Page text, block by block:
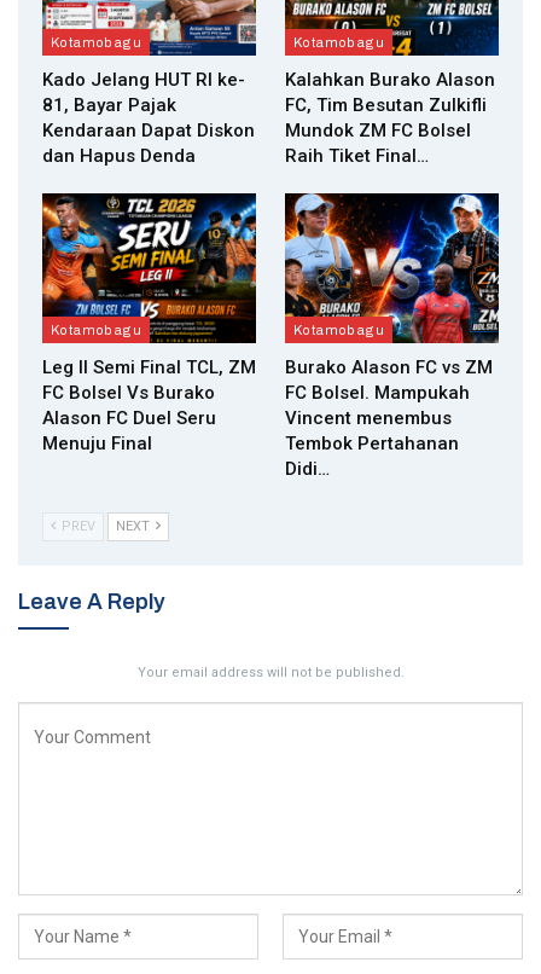
Kotamobagu
Kado Jelang HUT RI ke-
81, Bayar Pajak
Kendaraan Dapat Diskon
dan Hapus Denda
Kotamobagu
Kalahkan Burako Alason
FC, Tim Besutan Zulkifli
Mundok ZM FC Bolsel
Raih Tiket Final…
Kotamobagu
Leg II Semi Final TCL, ZM
FC Bolsel Vs Burako
Alason FC Duel Seru
Menuju Final
Kotamobagu
Burako Alason FC vs ZM
FC Bolsel. Mampukah
Vincent menembus
Tembok Pertahanan
Didi…
PREV NEXT
Leave A Reply
Your email address will not be published.